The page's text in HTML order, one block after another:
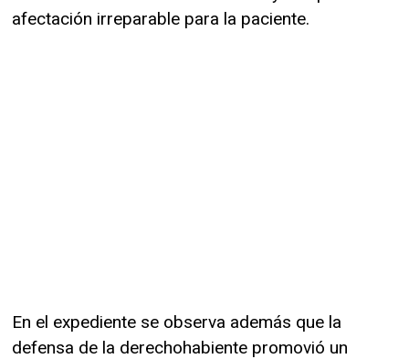
afectación irreparable para la paciente.
En el expediente se observa además que la
defensa de la derechohabiente promovió un